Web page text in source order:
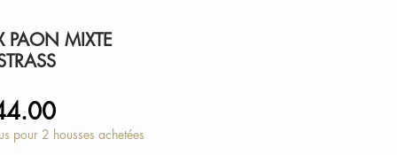
PAON MIXTE
Sale
Price
pour 2 housses achetées